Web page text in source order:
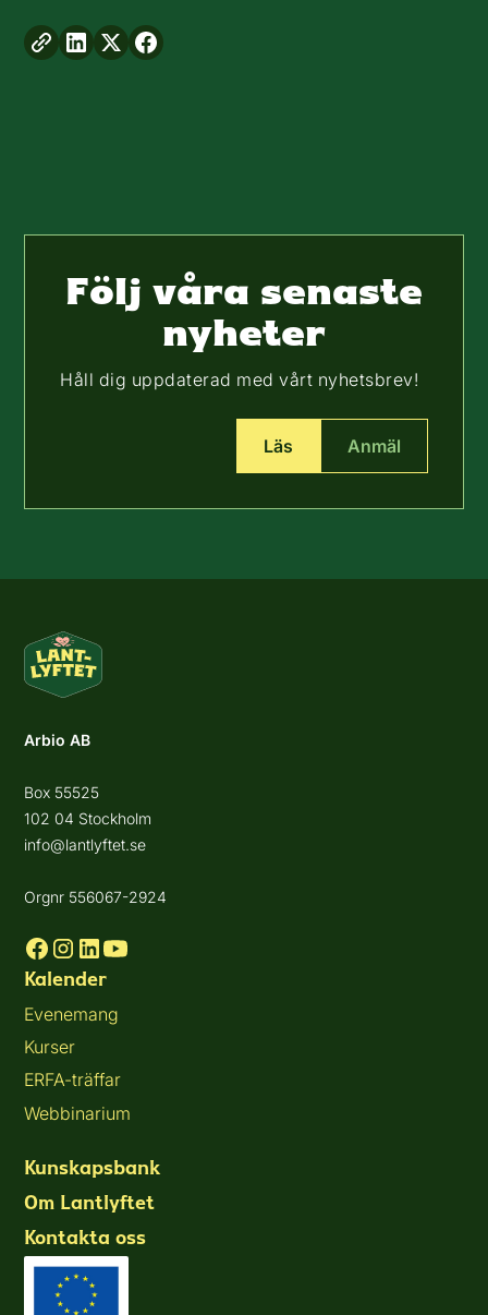
Följ våra senaste
nyheter
Håll dig uppdaterad med vårt nyhetsbrev!
Läs Anmäl
Arbio AB
Box 55525
102 04 Stockholm
info@lantlyftet.se
Orgnr 556067-2924
Kalender
Evenemang
Kurser
ERFA-träffar
Webbinarium
Kunskapsbank
Om Lantlyftet
Kontakta oss